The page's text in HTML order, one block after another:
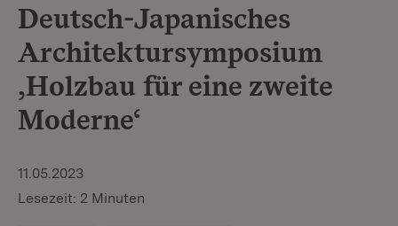
Deutsch-Japanisches
Architektursymposium
‚Holzbau für eine zweite
Moderne‘
11.05.2023
Lesezeit: 2 Minuten